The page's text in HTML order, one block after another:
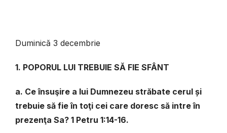
Duminică 3 decembrie
1. POPORUL LUI TREBUIE SĂ FIE SFÂNT
a. Ce însuşire a lui Dumnezeu străbate cerul și
trebuie să fie în toţi cei care doresc să intre în
prezenţa Sa? 1 Petru 1:14-16.